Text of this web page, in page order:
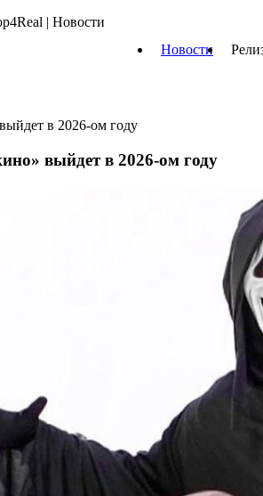
Новости
в 2026-ом году
выйдет в 2026-ом году
| Новости